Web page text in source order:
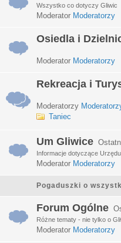
Wszystko co dotyczy Gliwic
Moderator Moderatorzy
Osiedla i
Moderator Moderatorzy
Rekreacja i
Moderatorzy
Taniec
Um Gliwice
Informacje dotyczące
Moderator Moderatorzy
Pogaduszki o
Forum Ogólne
Różne tematy - nie tylko o
Moderator Moderatorzy